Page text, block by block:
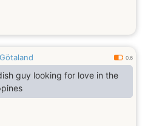
0.6
guy looking for love in the